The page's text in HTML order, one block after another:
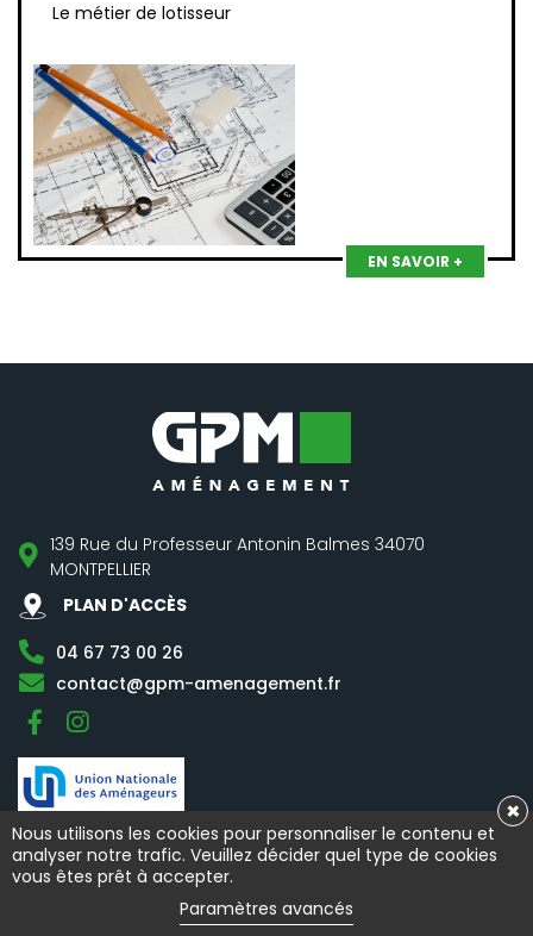
Le métier de lotisseur
EN SAVOIR +
139 Rue du Professeur Antonin Balmes 34070
MONTPELLIER
PLAN D'ACCÈS
04 67 73 00 26
contact@gpm-amenagement.fr
FacebookInstagram
Mentions légales-Charte de vie privée
site| Votre aménageur foncier
Nous utilisons les cookies pour personnaliser le contenu et
analyser notre trafic. Veuillez décider quel type de cookies
vous êtes prêt à accepter.
Paramètres avancés
×